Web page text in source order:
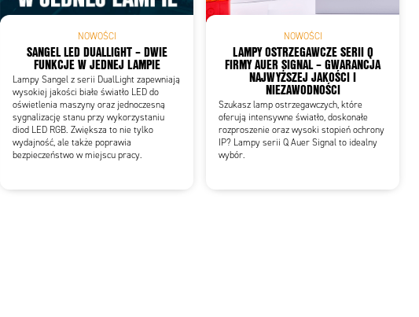
NOWOŚCI
SANGEL LED DUALLIGHT – DWIE
FUNKCJE W JEDNEJ LAMPIE
Lampy Sangel z serii DualLight zapewniają
wysokiej jakości białe światło LED do
oświetlenia maszyny oraz jednoczesną
sygnalizację stanu przy wykorzystaniu
diod LED RGB. Zwiększa to nie tylko
wydajność, ale także poprawia
bezpieczeństwo w miejscu pracy.
NOWOŚCI
LAMPY OSTRZEGAWCZE SERII Q
FIRMY AUER SIGNAL – GWARANCJA
NAJWYŻSZEJ JAKOŚCI I
NIEZAWODNOŚCI
Szukasz lamp ostrzegawczych, które
oferują intensywne światło, doskonałe
rozproszenie oraz wysoki stopień ochrony
IP? Lampy serii Q Auer Signal to idealny
wybór.